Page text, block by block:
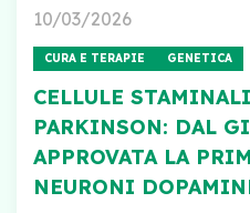
10/03/2026
CURA E TERAPIE GENETICA
CELLULE
PARKINSON: DAL
APPROVATA LA
NEURONI